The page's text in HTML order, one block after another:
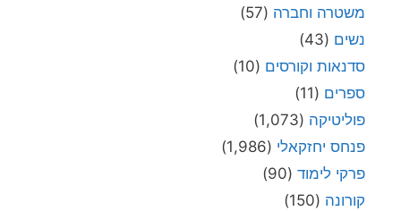
משטרה וחברה (57)
נשים (43)
סדנאות וקורסים (10)
ספרים (11)
פוליטיקה (1,073)
פנחס יחזקאלי (1,986)
פרקי לימוד (90)
קורונה (150)